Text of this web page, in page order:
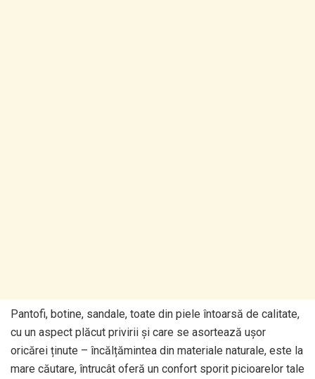
Pantofi, botine, sandale, toate din piele întoarsă de calitate,
cu un aspect plăcut privirii și care se asortează ușor
oricărei ținute – încălțămintea din materiale naturale, este la
mare căutare, întrucât oferă un confort sporit picioarelor tale